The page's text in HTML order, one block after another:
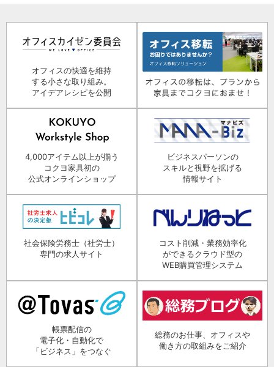
オフィスの快適を維持
する小さな取り組み。
アイデアレシピを公開
4,000アイテム以上が揃う
コクヨ家具初の
公式オンラインショップ
ビジネスパーソンの
スキルと視野を拡げる
情報サイト
社会保険労務士（社労士）
専門の求人サイト
コスト削減・業務効率化
ができるクラウド型の
WEB購買管理システム
帳票配信の
電子化・自動化で
「ビジネス」をつなぐ
総務のお仕事、オフィスや
働き方の取組みをご紹介